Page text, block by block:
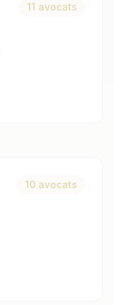
11 avocats
10 avocats